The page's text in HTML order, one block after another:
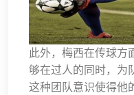
此外，梅西在传球方
够在过人的同时，为
这种团队意识使得他